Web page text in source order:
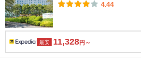
4.44
最安 11,328円～